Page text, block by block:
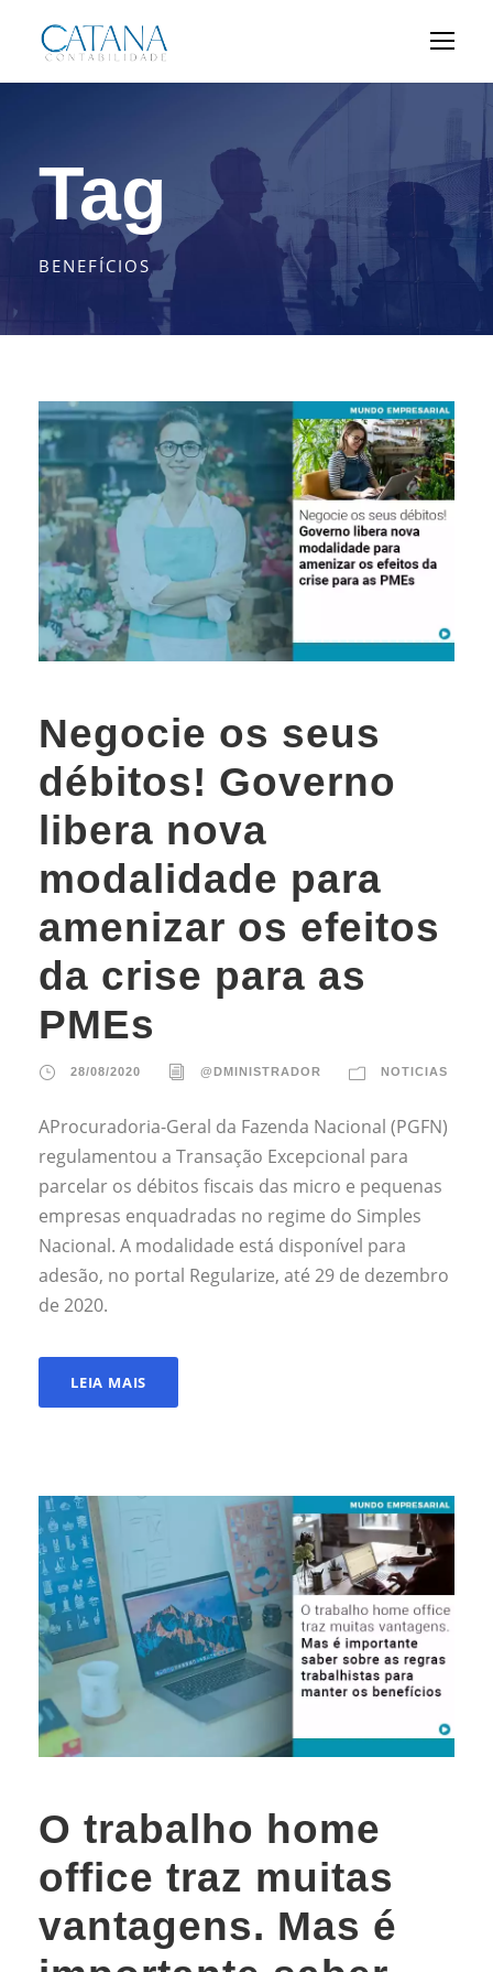
Tag
BENEFÍCIOS
Negocie os seus
débitos! Governo
libera nova
modalidade para
amenizar os efeitos
da crise para as
PMEs
28/08/2020 @DMINISTRADOR NOTICIAS
AProcuradoria-Geral da Fazenda Nacional (PGFN)
regulamentou a Transação Excepcional para
parcelar os débitos fiscais das micro e pequenas
empresas enquadradas no regime do Simples
Nacional. A modalidade está disponível para
adesão, no portal Regularize, até 29 de dezembro
de 2020.
LEIA MAIS
O trabalho home
office traz muitas
vantagens. Mas é